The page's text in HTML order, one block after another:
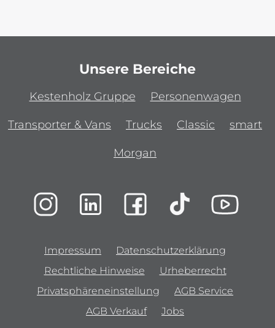
Unsere Bereiche
Kestenholz Gruppe Personenwagen
Transporter & Vans Trucks Classic smart
Morgan
Impressum
Datenschutzerklärung
Rechtliche Hinweise
Urheberrecht
Privatsphäreneinstellung
AGB Service
AGB Verkauf
Jobs